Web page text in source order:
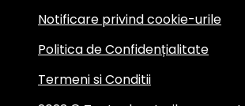
Notificare privind cookie-urile
Politica de Confidențialitate
Termeni si Conditii